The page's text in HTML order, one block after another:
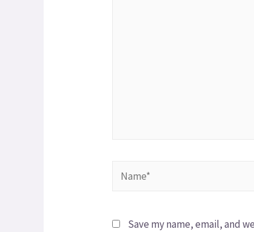
Save my name, email, and